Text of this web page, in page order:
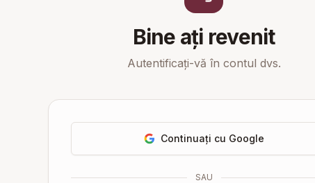
Bine ați revenit
Autentificați-vă în contul dvs.
Continuați cu Google
SAU